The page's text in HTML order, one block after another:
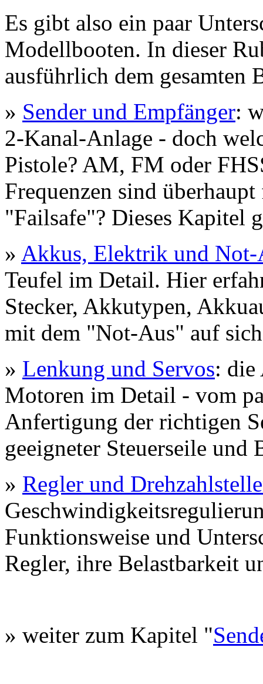
Es gibt also ein paar
Modellbooten. In dieser
ausführlich dem gesamten
» Sender und Empfänger:
2-Kanal-Anlage - doch
Pistole? AM, FM oder
Frequenzen sind
"Failsafe"? Dieses Kapitel
» Akkus, Elektrik und Not-
Teufel im Detail. Hier
Stecker, Akkutypen,
mit dem "Not-Aus" auf
» Lenkung und Servos: die
Motoren im Detail - vom
Anfertigung der richtigen
geeigneter Steuerseile
» Regler und
Funktionsweise und
Regler, ihre Belastbarkeit
» weiter zum Kapitel "